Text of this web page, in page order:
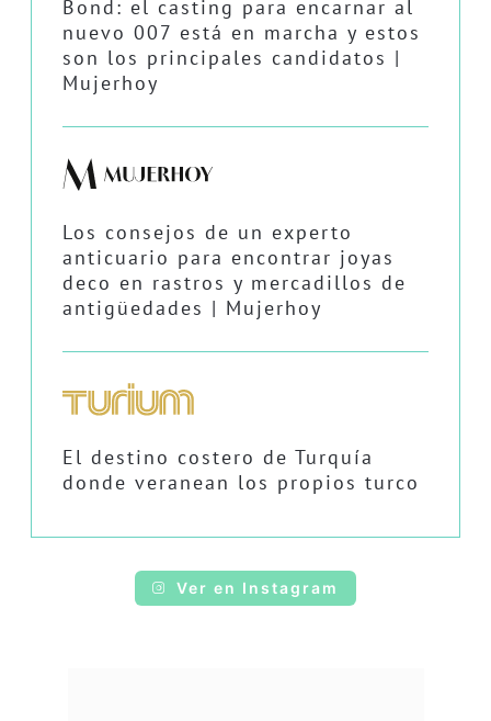
Bond: el casting para encarnar al
nuevo 007 está en marcha y estos
son los principales candidatos |
Mujerhoy
Los consejos de un experto
anticuario para encontrar joyas
deco en rastros y mercadillos de
antigüedades | Mujerhoy
El destino costero de Turquía
donde veranean los propios turco
Ver en Instagram